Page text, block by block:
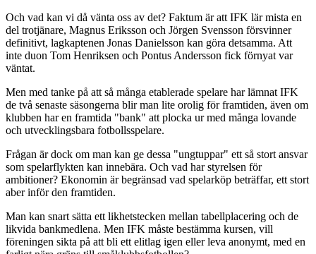
Och vad kan vi då vänta oss av det? Faktum är att IFK lär mista en
del trotjänare, Magnus Eriksson och Jörgen Svensson försvinner
definitivt, lagkaptenen Jonas Danielsson kan göra detsamma. Att
inte duon Tom Henriksen och Pontus Andersson fick förnyat var
väntat.
Men med tanke på att så många etablerade spelare har lämnat IFK
de två senaste säsongerna blir man lite orolig för framtiden, även om
klubben har en framtida "bank" att plocka ur med många lovande
och utvecklingsbara fotbollsspelare.
Frågan är dock om man kan ge dessa "ungtuppar" ett så stort ansvar
som spelarflykten kan innebära. Och vad har styrelsen för
ambitioner? Ekonomin är begränsad vad spelarköp beträffar, ett stort
aber inför den framtiden.
Man kan snart sätta ett likhetstecken mellan tabellplacering och de
likvida bankmedlena. Men IFK måste bestämma kursen, vill
föreningen sikta på att bli ett elitlag igen eller leva anonymt, med en